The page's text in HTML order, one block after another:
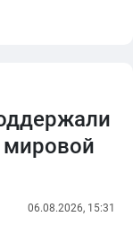
мировой
06.08.2026, 15:31